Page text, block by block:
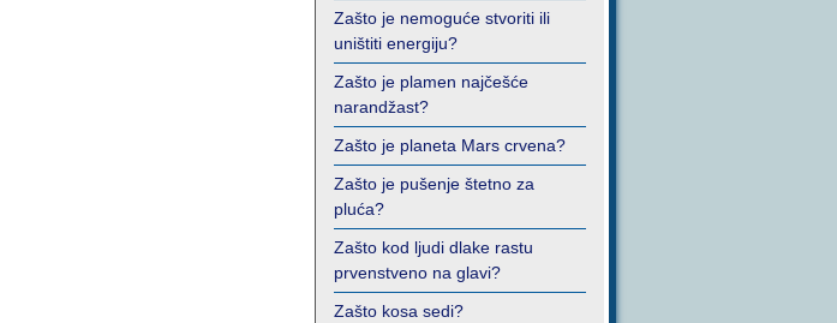
Zašto je nemoguće stvoriti ili
uništiti energiju?
Zašto je plamen najčešće
narandžast?
Zašto je planeta Mars crvena?
Zašto je pušenje štetno za
pluća?
Zašto kod ljudi dlake rastu
prvenstveno na glavi?
Zašto kosa sedi?